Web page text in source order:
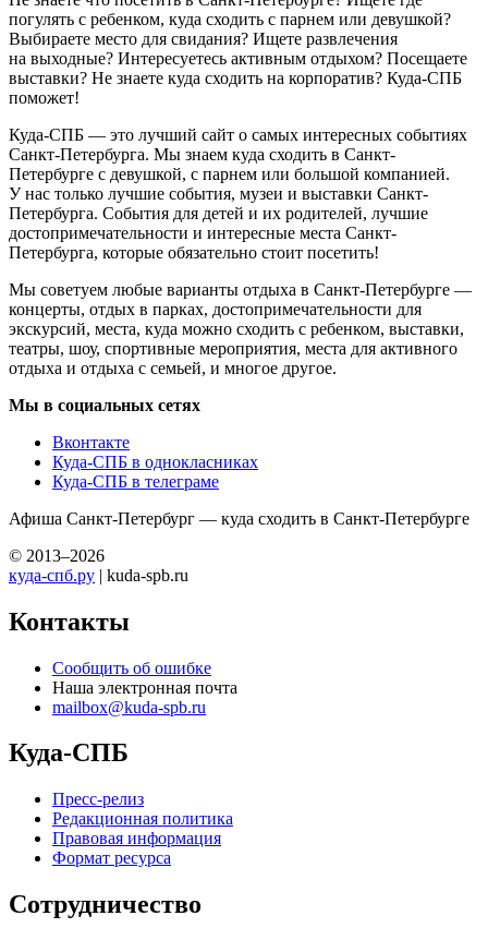
погулять с ребенком, куда сходить с парнем или девушкой?
Выбираете место для свидания? Ищете развлечения
на выходные? Интересуетесь активным отдыхом? Посещаете
выставки? Не знаете куда сходить на корпоратив? Куда-СПБ
поможет!
Куда-СПБ — это лучший сайт о самых интересных событиях
Санкт-Петербурга. Мы знаем куда сходить в Санкт-
Петербурге с девушкой, с парнем или большой компанией.
У нас только лучшие события, музеи и выставки Санкт-
Петербурга. События для детей и их родителей, лучшие
достопримечательности и интересные места Санкт-
Петербурга, которые обязательно стоит посетить!
Мы советуем любые варианты отдыха в Санкт-Петербурге —
концерты, отдых в парках, достопримечательности для
экскурсий, места, куда можно сходить с ребенком, выставки,
театры, шоу, спортивные мероприятия, места для активного
отдыха и отдыха с семьей, и многое другое.
Мы в социальных сетях
Вконтакте
Куда-СПБ в однокласниках
Куда-СПБ в телеграме
Афиша Санкт-Петербург — куда сходить в Санкт-Петербурге
© 2013–2026
куда-спб.ру | kuda-spb.ru
Контакты
Сообщить об ошибке
Наша электронная почта
mailbox@kuda-spb.ru
Куда-СПБ
Пресс-релиз
Редакционная политика
Правовая информация
Формат ресурса
Сотрудничество